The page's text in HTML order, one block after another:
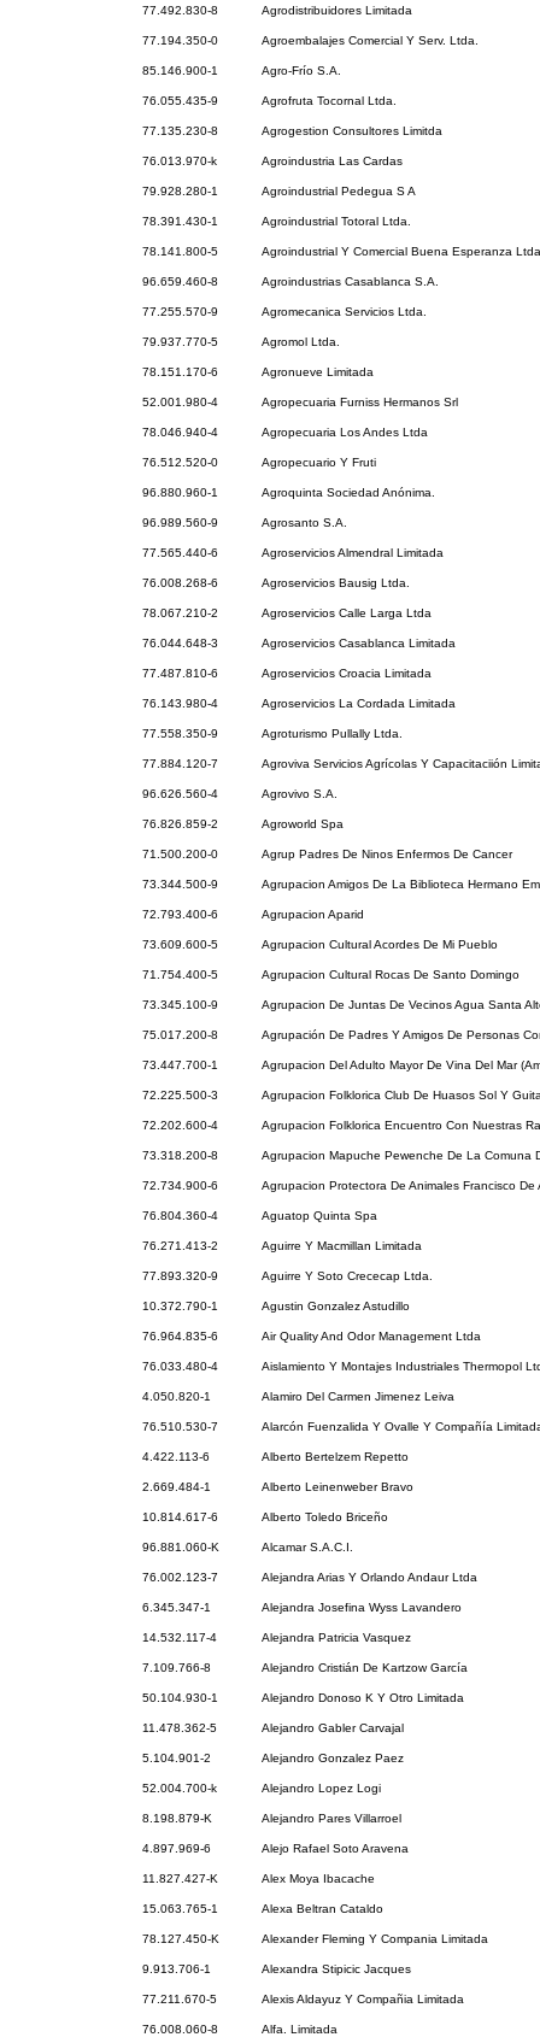
77.492.830-8 Agrodistribuidores Limitada
77.194.350-0 Agroembalajes Comercial Y Serv. Ltda.
85.146.900-1 Agro-Frío S.A.
76.055.435-9 Agrofruta Tocornal Ltda.
77.135.230-8 Agrogestion Consultores Limitda
76.013.970-k Agroindustria Las Cardas
79.928.280-1 Agroindustrial Pedegua S A
78.391.430-1 Agroindustrial Totoral Ltda.
78.141.800-5 Agroindustrial Y Comercial Buena Esperanza
96.659.460-8 Agroindustrias Casablanca S.A.
77.255.570-9 Agromecanica Servicios Ltda.
79.937.770-5 Agromol Ltda.
78.151.170-6 Agronueve Limitada
52.001.980-4 Agropecuaria Furniss Hermanos Srl
78.046.940-4 Agropecuaria Los Andes Ltda
76.512.520-0 Agropecuario Y Fruti
96.880.960-1 Agroquinta Sociedad Anónima.
96.989.560-9 Agrosanto S.A.
77.565.440-6 Agroservicios Almendral Limitada
76.008.268-6 Agroservicios Bausig Ltda.
78.067.210-2 Agroservicios Calle Larga Ltda
76.044.648-3 Agroservicios Casablanca Limitada
77.487.810-6 Agroservicios Croacia Limitada
76.143.980-4 Agroservicios La Cordada Limitada
77.558.350-9 Agroturismo Pullally Ltda.
77.884.120-7 Agroviva Servicios Agrícolas Y Capacitaciión
96.626.560-4 Agrovivo S.A.
76.826.859-2 Agroworld Spa
71.500.200-0 Agrup Padres De Ninos Enfermos De Cancer
73.344.500-9 Agrupacion Amigos De La Biblioteca Hermano
72.793.400-6 Agrupacion Aparid
73.609.600-5 Agrupacion Cultural Acordes De Mi Pueblo
71.754.400-5 Agrupacion Cultural Rocas De Santo Domingo
73.345.100-9 Agrupacion De Juntas De Vecinos Agua Santa
75.017.200-8 Agrupación De Padres Y Amigos De Personas
73.447.700-1 Agrupacion Del Adulto Mayor De Vina Del Mar
72.225.500-3 Agrupacion Folklorica Club De Huasos Sol Y
72.202.600-4 Agrupacion Folklorica Encuentro Con Nuestras
73.318.200-8 Agrupacion Mapuche Pewenche De La Comuna
72.734.900-6 Agrupacion Protectora De Animales Francisco De
76.804.360-4 Aguatop Quinta Spa
76.271.413-2 Aguirre Y Macmillan Limitada
77.893.320-9 Aguirre Y Soto Crececap Ltda.
10.372.790-1 Agustin Gonzalez Astudillo
76.964.835-6 Air Quality And Odor Management Ltda
76.033.480-4 Aislamiento Y Montajes Industriales Thermopol
4.050.820-1 Alamiro Del Carmen Jimenez Leiva
76.510.530-7 Alarcón Fuenzalida Y Ovalle Y Compañía
4.422.113-6 Alberto Bertelzem Repetto
2.669.484-1 Alberto Leinenweber Bravo
10.814.617-6 Alberto Toledo Briceño
96.881.060-K Alcamar S.A.C.I.
76.002.123-7 Alejandra Arias Y Orlando Andaur Ltda
6.345.347-1 Alejandra Josefina Wyss Lavandero
14.532.117-4 Alejandra Patricia Vasquez
7.109.766-8 Alejandro Cristián De Kartzow García
50.104.930-1 Alejandro Donoso K Y Otro Limitada
11.478.362-5 Alejandro Gabler Carvajal
5.104.901-2 Alejandro Gonzalez Paez
52.004.700-k Alejandro Lopez Logi
8.198.879-K Alejandro Pares Villarroel
4.897.969-6 Alejo Rafael Soto Aravena
11.827.427-K Alex Moya Ibacache
15.063.765-1 Alexa Beltran Cataldo
78.127.450-K Alexander Fleming Y Compania Limitada
9.913.706-1 Alexandra Stipicic Jacques
77.211.670-5 Alexis Aldayuz Y Compañia Limitada
76.008.060-8 Alfa. Limitada